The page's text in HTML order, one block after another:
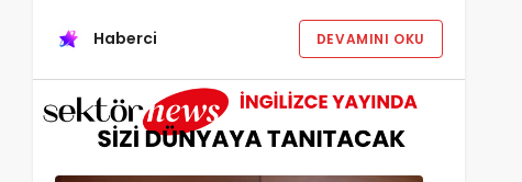
Haberci DEVAMINI OKU